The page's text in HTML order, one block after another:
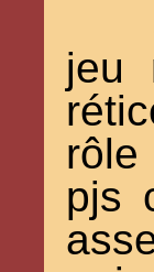
jeu
rôle
pjs